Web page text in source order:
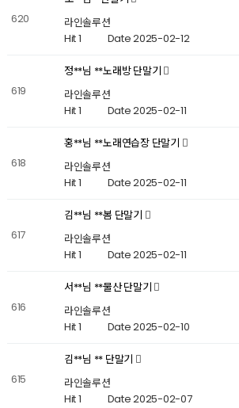
620
라인솔루션
Hit 1 Date 2025-02-12
619
정**님 **노래방 단말기
라인솔루션
Hit 1 Date 2025-02-11
618
홍**님 **노래연습장 단말기
라인솔루션
Hit 1 Date 2025-02-11
617
김**님 **봄 단말기
라인솔루션
Hit 1 Date 2025-02-11
616
서**님 **물산 단말기
라인솔루션
Hit 1 Date 2025-02-10
615
김**님 ** 단말기
라인솔루션
Hit 1 Date 2025-02-07